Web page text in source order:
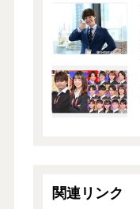
関連リンク